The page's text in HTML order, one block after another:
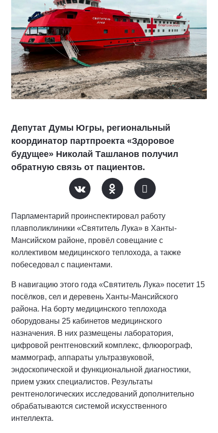
Депутат Думы Югры, региональный
координатор партпроекта «Здоровое
будущее» Николай Ташланов получил
обратную связь от пациентов.
Парламентарий проинспектировал работу
плавполиклиники «Святитель Лука» в Ханты-
Мансийском районе, провёл совещание с
коллективом медицинского теплохода, а также
побеседовал с пациентами.
В навигацию этого года «Святитель Лука» посетит 15
посёлков, сел и деревень Ханты-Мансийского
района. На борту медицинского теплохода
оборудованы 25 кабинетов медицинского
назначения. В них размещены лаборатория,
цифровой рентгеновский комплекс, флюорограф,
маммограф, аппараты ультразвуковой,
эндоскопической и функциональной диагностики,
прием узких специалистов. Результаты
рентгенологических исследований дополнительно
обрабатываются системой искусственного
интеллекта.